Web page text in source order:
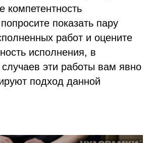
компетентность
показать пару
работ и оцените
исполнения, в
эти работы вам явно
подход данной